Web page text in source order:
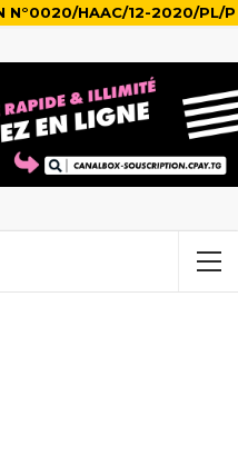
N°0020/HAAC/12-2020/PL/P